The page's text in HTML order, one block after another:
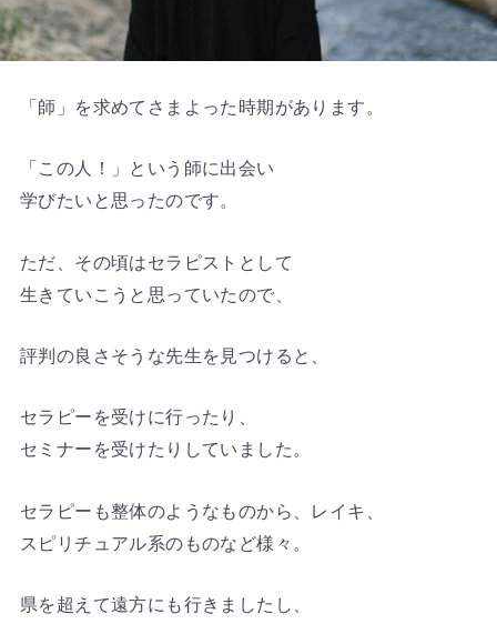
「師」を求めてさまよった時期があります。
「この人！」という師に出会い
学びたいと思ったのです。
ただ、その頃はセラピストとして
生きていこうと思っていたので、
評判の良さそうな先生を見つけると、
セラピーを受けに行ったり、
セミナーを受けたりしていました。
セラピーも整体のようなものから、レイキ、
スピリチュアル系のものなど様々。
県を超えて遠方にも行きましたし、